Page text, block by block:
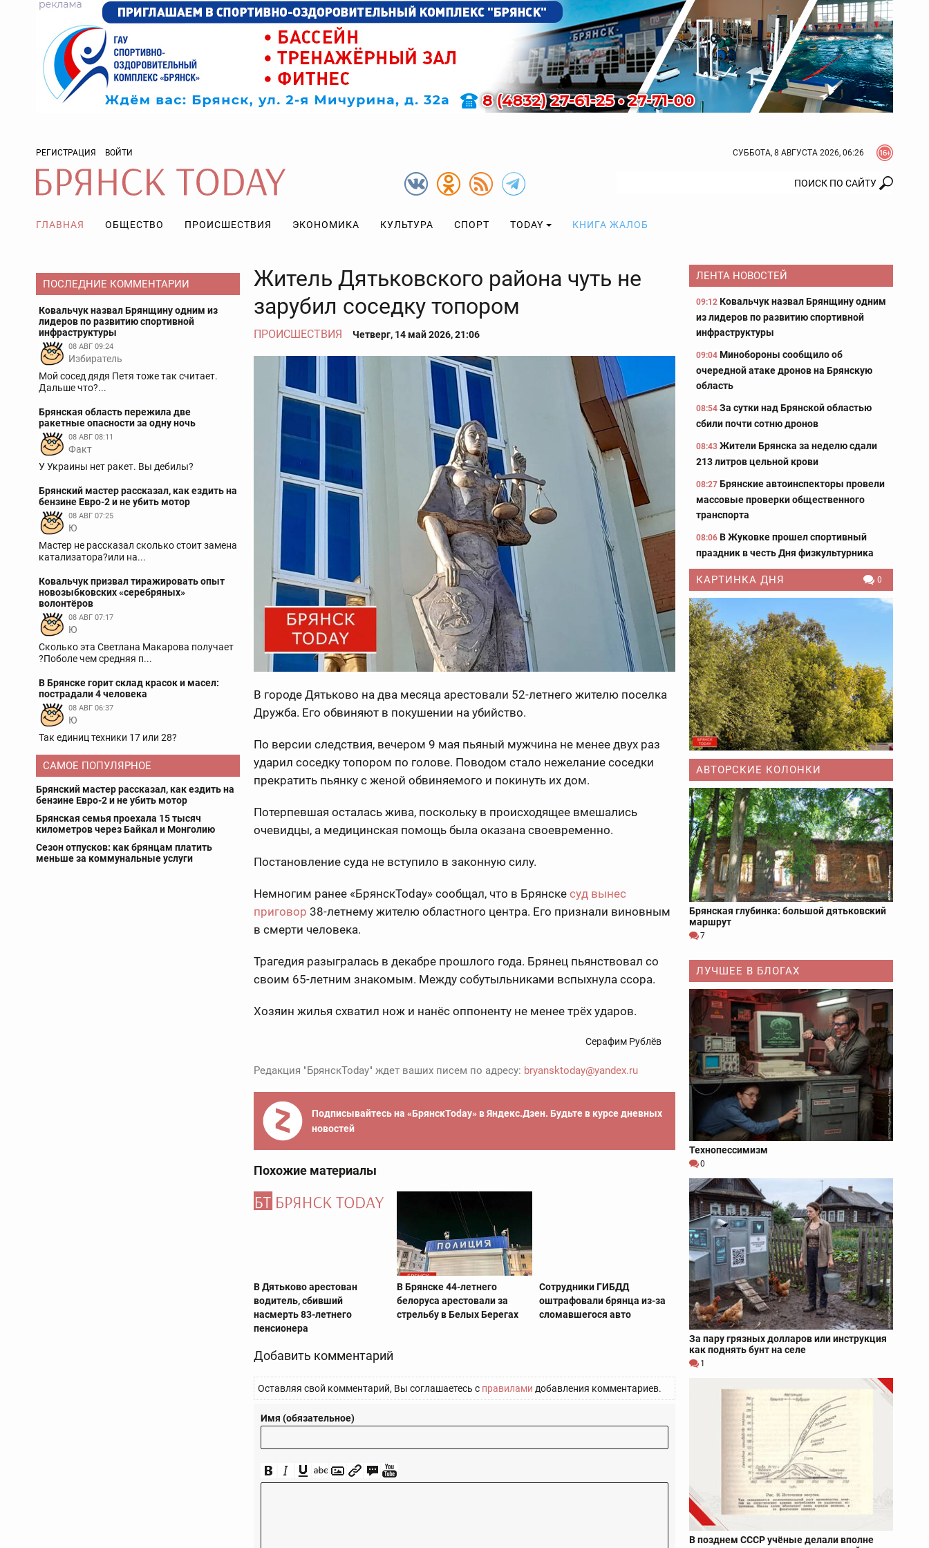
РЕГИСТРАЦИЯ ВОЙТИ СУББОТА, 8 АВГУСТА 2026, 06:26
ГЛАВНАЯ ОБЩЕСТВО ПРОИСШЕСТВИЯ ЭКОНОМИКА КУЛЬТУРА СПОРТ TODAY КНИГА ЖАЛОБ
ПОСЛЕДНИЕ КОММЕНТАРИИ
Ковальчук назвал Брянщину одним из
лидеров по развитию спортивной
инфраструктуры
08 АВГ 09:24
Избиратель
Мой сосед дядя Петя тоже так считает.
Дальше что?...
Брянская область пережила две
ракетные опасности за одну ночь
08 АВГ 08:11
Факт
У Украины нет ракет. Вы дебилы?
Брянский мастер рассказал, как ездить на
бензине Евро-2 и не убить мотор
08 АВГ 07:25
Ю
Мастер не рассказал сколько стоит замена
катализатора?или на...
Ковальчук призвал тиражировать опыт
новозыбковских «серебряных»
волонтёров
08 АВГ 07:17
Ю
Сколько эта Светлана Макарова получает
?Поболе чем средняя п...
В Брянске горит склад красок и масел:
пострадали 4 человека
08 АВГ 06:37
Ю
Так единиц техники 17 или 28?
САМОЕ ПОПУЛЯРНОЕ
Брянский мастер рассказал, как ездить на
бензине Евро-2 и не убить мотор
Брянская семья проехала 15 тысяч
километров через Байкал и Монголию
Сезон отпусков: как брянцам платить
меньше за коммунальные услуги
Житель Дятьковского района чуть не
зарубил соседку топором
ПРОИСШЕСТВИЯ Четверг, 14 май 2026, 21:06
В городе Дятьково на два месяца арестовали 52-летнего жителю поселка
Дружба. Его обвиняют в покушении на убийство.
По версии следствия, вечером 9 мая пьяный мужчина не менее двух раз
ударил соседку топором по голове. Поводом стало нежелание соседки
прекратить пьянку с женой обвиняемого и покинуть их дом.
Потерпевшая осталась жива, поскольку в происходящее вмешались
очевидцы, а медицинская помощь была оказана своевременно.
Постановление суда не вступило в законную силу.
Немногим ранее «БрянскToday» сообщал, что в Брянске суд вынес
приговор 38-летнему жителю областного центра. Его признали виновным
в смерти человека.
Трагедия разыгралась в декабре прошлого года. Брянец пьянствовал со
своим 65-летним знакомым. Между собутыльниками вспыхнула ссора.
Хозяин жилья схватил нож и нанёс оппоненту не менее трёх ударов.
Серафим Рублёв
Редакция "БрянскToday" ждет ваших писем по адресу: bryansktoday@yandex.ru
Подписывайтесь на «БрянскToday» в Яндекс.Дзен. Будьте в курсе дневных
новостей
Похожие материалы
В Дятьково арестован
водитель, сбивший
насмерть 83-летнего
пенсионера
В Брянске 44-летнего
белоруса арестовали за
стрельбу в Белых Берегах
Сотрудники ГИБДД
оштрафовали брянца из-за
сломавшегося авто
Добавить комментарий
Оставляя свой комментарий, Вы соглашаетесь с правилами добавления комментариев.
Имя (обязательное)
ЛЕНТА НОВОСТЕЙ
09:12 Ковальчук назвал Брянщину одним
из лидеров по развитию спортивной
инфраструктуры
09:04 Минобороны сообщило об
очередной атаке дронов на Брянскую
область
08:54 За сутки над Брянской областью
сбили почти сотню дронов
08:43 Жители Брянска за неделю сдали
213 литров цельной крови
08:27 Брянские автоинспекторы провели
массовые проверки общественного
транспорта
08:06 В Жуковке прошел спортивный
праздник в честь Дня физкультурника
КАРТИНКА ДНЯ 0
АВТОРСКИЕ КОЛОНКИ
Брянская глубинка: большой дятьковский
маршрут
7
ЛУЧШЕЕ В БЛОГАХ
Технопессимизм
0
За пару грязных долларов или инструкция
как поднять бунт на селе
1
В позднем СССР учёные делали вполне